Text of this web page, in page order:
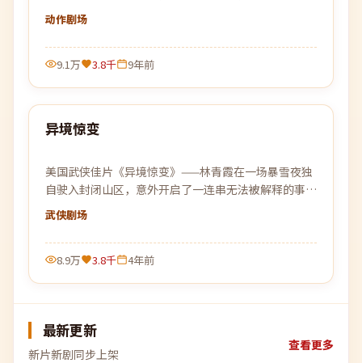
下。
动作剧场
9.1万 3.8千 9年前
热门
异境惊变
美国武侠佳片《异境惊变》——林青霞在一场暴雪夜独
自驶入封闭山区，意外开启了一连串无法被解释的事
件。
武侠剧场
8.9万 3.8千 4年前
最新更新
新片新剧同步上架
查看更多
99:10